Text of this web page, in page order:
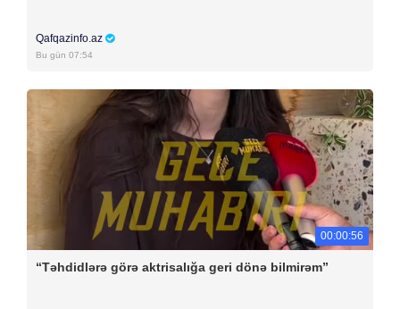
Qafqazinfo.az
Bu gün 07:54
00:00:56
“Təhdidlərə görə aktrisalığa geri dönə bilmirəm”